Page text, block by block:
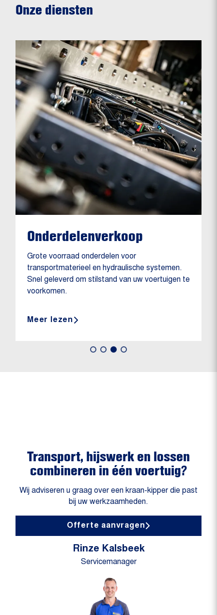
Onze diensten
Onderdelenverkoop
Grote voorraad onderdelen voor
transportmaterieel en hydraulische systemen.
Snel geleverd om stilstand van uw voertuigen te
voorkomen.
Meer lezen
Transport, hijswerk en lossen
combineren in één voertuig?
Wij adviseren u graag over een kraan-kipper die past
bij uw werkzaamheden.
Offerte aanvragen
Rinze Kalsbeek
Servicemanager